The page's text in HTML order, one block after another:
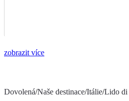
zobrazit více
Dovolená/Naše destinace/Itálie/Lido di